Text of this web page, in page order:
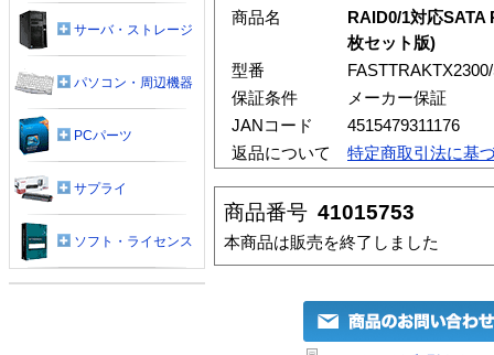
商品名
RAID0/1対応SATA
枚セット版)
型番
保証条件
メーカー保証
JANコード
4515479311176
返品について
特定商取引法に基
商品番号 41015753
本商品は販売を終了しました
サーバ・ストレージ
パソコン・周辺機器
PCパーツ
サプライ
ソフト・ライセンス